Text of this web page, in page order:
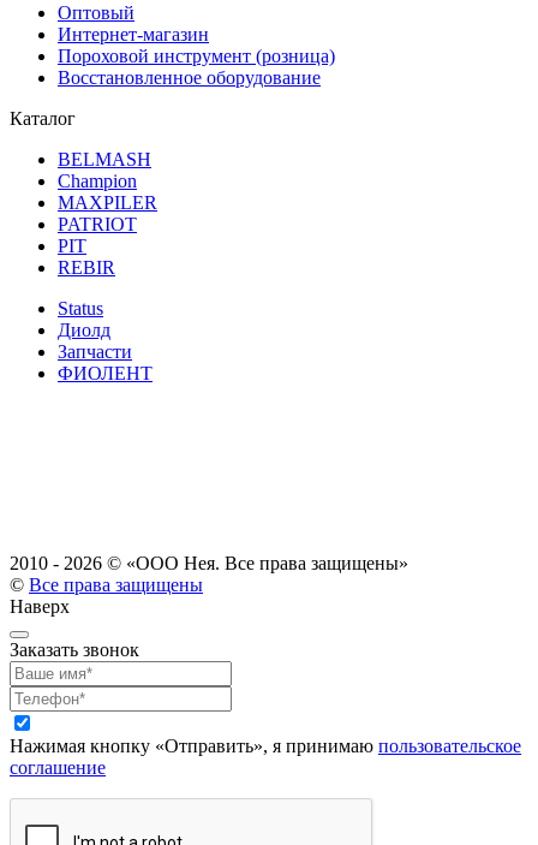
Оптовый
Интернет-магазин
Пороховой инструмент (розница)
Восстановленное оборудование
Каталог
BELMASH
Champion
MAXPILER
PATRIOT
PIT
REBIR
Status
Диолд
Запчасти
ФИОЛЕНТ
2010 - 2026 © «ООО Нея. Все права защищены»
© Все права защищены
Наверх
Заказать звонок
Нажимая кнопку «Отправить», я принимаю пользовательское
соглашение